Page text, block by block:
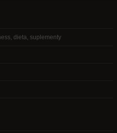
dieta, suplementy